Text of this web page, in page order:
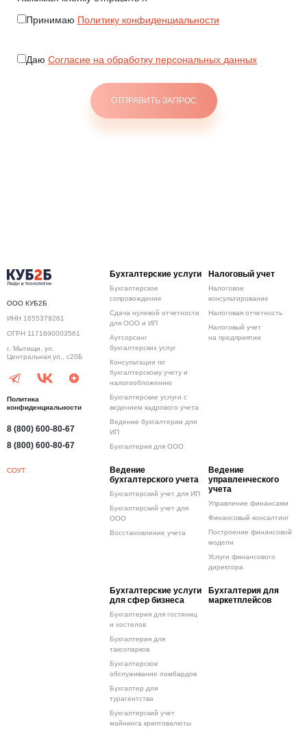
Принимаю Политику конфиденциальности
Даю Согласие на обработку персональных данных
ООО КУБ2Б
ИНН 1655379261
ОГРН 1171690003561
г. Мытищи, ул.
Центральная ул., с20Б
Политика
конфиденциальности
8 (800) 600-80-67
8 (800) 600-80-67
СОУТ
Бухгалтерские услуги
Бухгалтерское
сопровождение
Сдача нулевой отчетности
для ООО и ИП
Аутсорсинг
бухгалтерских услуг
Консультации по
бухгалтерскому учету и
налогообложению
Бухгалтерские услуги с
ведением кадрового учета
Ведение бухгалтерии для
ИП
Бухгалтерия для ООО
Налоговый учет
Налоговое
консультирование
Налоговая отчетность
Налоговый учет
на предприятии
Ведение
бухгалтерского учета
Бухгалтерский учет для ИП
Бухгалтерский учет для
ООО
Восстановление учета
Ведение
управленческого
учета
Управление финансами
Финансовый консалтинг
Построение финансовой
модели
Услуги финансового
директора
Бухгалтерские услуги
для сфер бизнеса
Бухгалтерия для гостиниц
и хостелов
Бухгалтерия для
таксопарков
Бухгалтерское
обслуживание ломбардов
Бухгалтер для
турагентства
Бухгалтерский учет
майнинга криптовалюты
Бухгалтерия для
маркетплейсов